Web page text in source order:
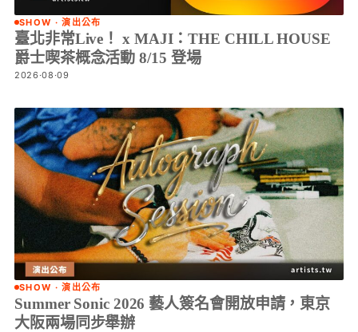
SHOW · 演出公布
臺北非常Live！ x MAJI：THE CHILL HOUSE
爵士喫茶概念活動 8/15 登場
2026·08·09
SHOW · 演出公布
Summer Sonic 2026 藝人簽名會開放申請，東京
大阪兩場同步舉辦